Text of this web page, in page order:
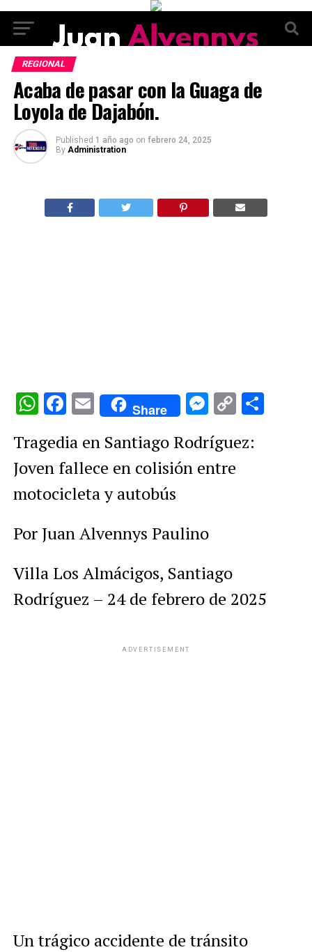
REGIONAL
Acaba de pasar con la Guaga de
Loyola de Dajabón.
Published 1 año ago on febrero 24, 2025
By Administration
WhatsApp
Facebook
EmailShare
Copy
Tragedia en Santiago Rodríguez:
Joven fallece en colisión entre
motocicleta y autobús
Por Juan Alvennys Paulino
Villa Los Almácigos, Santiago
Rodríguez – 24 de febrero de 2025
ADVERTISEMENT
Un trágico accidente de tránsito